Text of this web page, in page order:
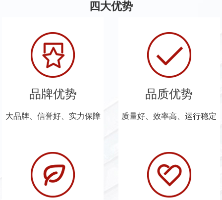
四大优势
品牌优势
大品牌、信誉好、实力保障
品质优势
质量好、效率高、运行稳定